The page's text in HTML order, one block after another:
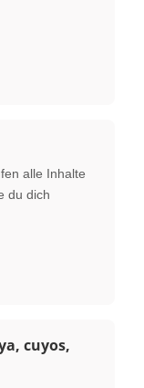
alle Inhalte
du dich
cuyos,